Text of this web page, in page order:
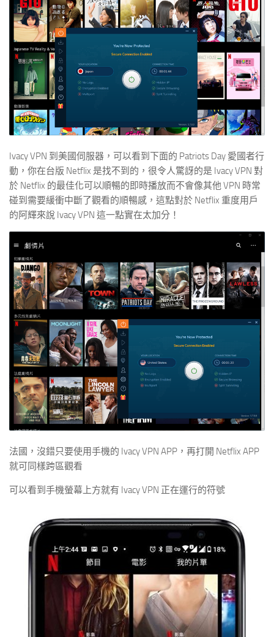
Ivacy VPN 到美國伺服器，可以看到下面的 Patriots Day 愛國者行
動，你在台版 Netflix 是找不到的，很令人驚訝的是 Ivacy VPN 對
於 Netflix 的最佳化可以順暢的即時播放而不會像其他 VPN 時常
碰到需要緩衝中斷了觀看的順暢感，這點對於 Netflix 重度用戶
的阿輝來說 Ivacy VPN 這一點實在太加分！
法國，沒錯只要使用手機的 Ivacy VPN APP，再打開 Netflix APP
就可同樣跨區觀看
可以看到手機螢幕上方就有 Ivacy VPN 正在運行的符號